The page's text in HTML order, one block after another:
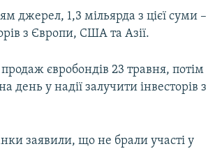
джерел, 1,3 мільярда з цієї суми –
з Європи, США та Азії.
продаж євробондів 23 травня, потім
день у надії залучити інвесторів з
заявили, що не брали участі у